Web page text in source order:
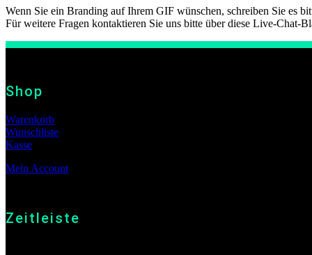
Wenn Sie ein Branding auf Ihrem GIF wünschen, schreiben Sie es
Für weitere Fragen kontaktieren Sie uns bitte über diese Live-Chat-
Shop
Warenkorb
Wunschliste
Kasse
Mein Account
Zeitleiste